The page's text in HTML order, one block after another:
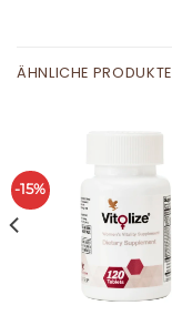
ÄHNLICHE PRODUKTE
-15%